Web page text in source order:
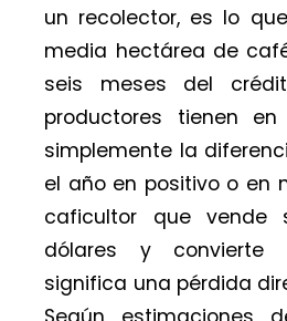
un recolector, es lo
media hectárea de
seis meses del
productores tienen
simplemente la
el año en positivo o en
caficultor que vende
dólares y convierte
significa una pérdida